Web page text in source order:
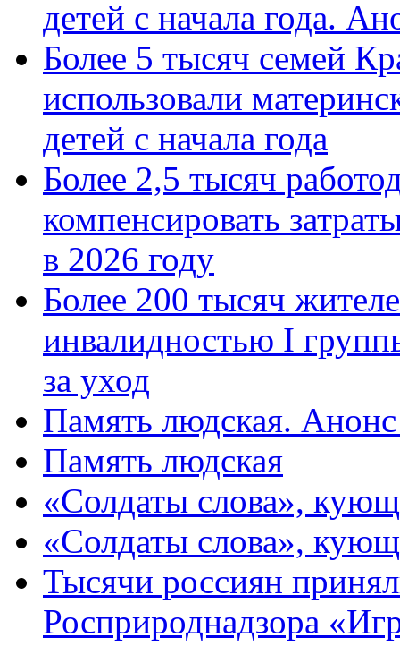
детей с начала года.
Более 5 тысяч семей
использовали
детей с начала года
Более 2,5 тысяч
компенсировать
в 2026 году
Более 200 тысяч
инвалидностью I
за уход
Память людская.
Память людская
«Солдаты слова»,
«Солдаты слова»,
Тысячи россиян
Росприроднадзора